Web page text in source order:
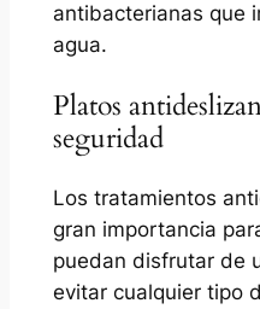
antibacterianas que
agua.
Platos
seguridad
Los tratamientos
gran importancia
puedan disfrutar de
evitar cualquier tipo